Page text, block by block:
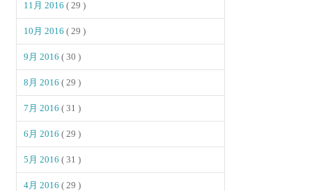
11月 2016( 29 )
10月 2016( 29 )
9月 2016( 30 )
8月 2016( 29 )
7月 2016( 31 )
6月 2016( 29 )
5月 2016( 31 )
4月 2016( 29 )